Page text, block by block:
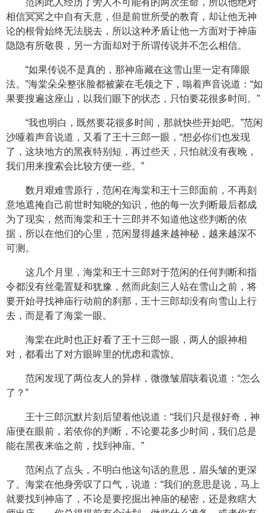
范闲此人经历了旁人不可能有的两次生命，所以他绝对
相信冥冥之中自有天意，但是前世所受的教育，却让他无神
论的根骨始终无法脱去，所以这种矛盾让他一方面对于神庙
隐隐有所敬畏，另一方面却对于所谓传说并不怎么相信。
“如果传说不是真的，那神庙藏在这雪山里一定有障眼
法。”海棠朵朵整张脸都被蒙在毛领之下，嗡着声音说道：“如
果要搜遍这座山，以我们眼下的状态，只怕要花很多时间。”
“我也明白，既然要花很多时间，那就快些开始吧。”范闲
沙哑着声音说道，又看了王十三郎一眼，“想必你们也发现
了，这块地方的黑夜特别短，再过些天，只怕就没有夜晚，
我们用来搜索会比较方便一些。”
数月艰难雪原行，范闲在海棠和王十三郎面前，不再刻
意地遮掩自己前世时知晓的知识，他的每一次判断最后都成
为了现实，然而海棠和王十三郎并不知道他这些判断的依
据，所以在他们的心里，范闲显得越来越神秘，越来越深不
可测。
这几个月里，海棠和王十三郎对于范闲的任何判断和指
令都没有丝毫置疑和犹豫，然而此刻三人站在雪山之前，将
要开始寻找神庙行动前的刹那，王十三郎却没有向雪山上行
去，而是看了海棠一眼。
海棠在此时也正好看了王十三郎一眼，两人的眼神相
对，都看出了对方眼眸里的忧虑和震惊。
范闲发现了两位友人的异样，微微皱眉咳着说道：“怎么
了？”
王十三郎沉默片刻后望着他说道：“我们只是很好奇，神
庙便在眼前，若依你的判断，不论要花多少时间，我们总是
能在黑夜来临之前，找到神庙。”
范闲点了点头，不明白他这句话的意思，眉头皱的更深
了。海棠在他身旁叹了口气，说道：“我们的意思是说，马上
就要找到神庙了，不论是要挖掘出神庙的秘密，还是救瞎大